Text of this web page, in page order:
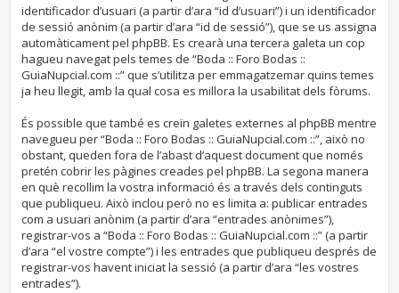
identificador d’usuari (a partir d’ara “id d’usuari”) i un identificador
de sessió anònim (a partir d’ara “id de sessió”), que se us assigna
automàticament pel phpBB. Es crearà una tercera galeta un cop
hagueu navegat pels temes de “Boda :: Foro Bodas ::
GuiaNupcial.com ::” que s’utilitza per emmagatzemar quins temes
ja heu llegit, amb la qual cosa es millora la usabilitat dels fòrums.
És possible que també es creïn galetes externes al phpBB mentre
navegueu per “Boda :: Foro Bodas :: GuiaNupcial.com ::”, això no
obstant, queden fora de l’abast d’aquest document que només
pretén cobrir les pàgines creades pel phpBB. La segona manera
en què recollim la vostra informació és a través dels continguts
que publiqueu. Això inclou però no es limita a: publicar entrades
com a usuari anònim (a partir d’ara “entrades anònimes”),
registrar-vos a “Boda :: Foro Bodas :: GuiaNupcial.com ::” (a partir
d’ara “el vostre compte”) i les entrades que publiqueu després de
registrar-vos havent iniciat la sessió (a partir d’ara “les vostres
entrades”).